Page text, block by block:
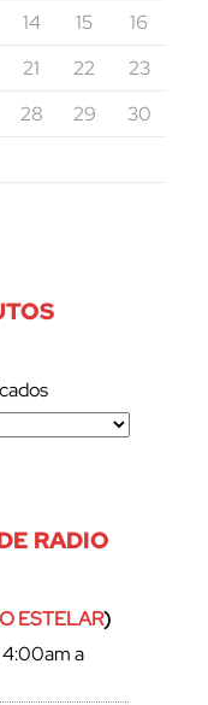
14 15
16
21 22
23
28 29
30
RADIO
ESTELAR)
4:00am a